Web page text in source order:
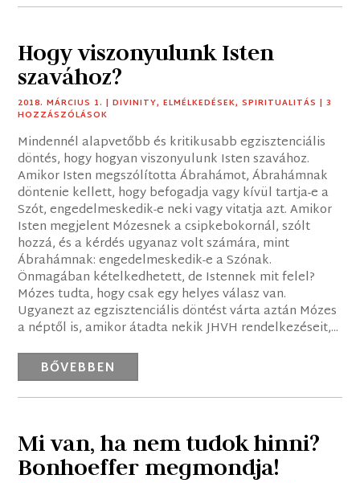
Hogy viszonyulunk Isten
szavához?
2018. MÁRCIUS 1. |DIVINITY,ELMÉLKEDÉSEK,SPIRITUALITÁS | 3
HOZZÁSZÓLÁSOK
Mindennél alapvetőbb és kritikusabb egzisztenciális
döntés, hogy hogyan viszonyulunk Isten szavához.
Amikor Isten megszólította Ábrahámot, Ábrahámnak
döntenie kellett, hogy befogadja vagy kívül tartja-e a
Szót, engedelmeskedik-e neki vagy vitatja azt. Amikor
Isten megjelent Mózesnek a csipkebokornál, szólt
hozzá, és a kérdés ugyanaz volt számára, mint
Ábrahámnak: engedelmeskedik-e a Szónak.
Önmagában kételkedhetett, de Istennek mit felel?
Mózes tudta, hogy csak egy helyes válasz van.
Ugyanezt az egzisztenciális döntést várta aztán Mózes
a néptől is, amikor átadta nekik JHVH rendelkezéseit,...
BŐVEBBEN
Mi van, ha nem tudok hinni?
Bonhoeffer megmondja!